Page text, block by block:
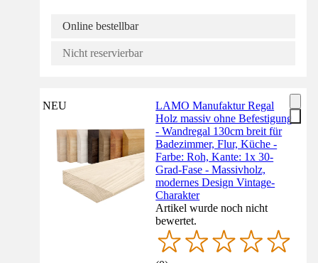
Online bestellbar
Nicht reservierbar
NEU
LAMO Manufaktur Regal
Holz massiv ohne Befestigung
- Wandregal 130cm breit für
Badezimmer, Flur, Küche -
Farbe: Roh, Kante: 1x 30-
Grad-Fase - Massivholz,
modernes Design Vintage-
Charakter
Artikel wurde noch nicht
bewertet.